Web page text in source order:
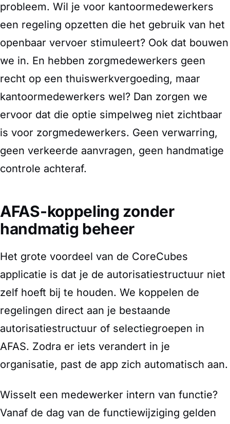
probleem. Wil je voor kantoormedewerkers
een regeling opzetten die het gebruik van het
openbaar vervoer stimuleert? Ook dat bouwen
we in. En hebben zorgmedewerkers geen
recht op een thuiswerkvergoeding, maar
kantoormedewerkers wel? Dan zorgen we
ervoor dat die optie simpelweg niet zichtbaar
is voor zorgmedewerkers. Geen verwarring,
geen verkeerde aanvragen, geen handmatige
controle achteraf.
AFAS-koppeling zonder
handmatig beheer
Het grote voordeel van de CoreCubes
applicatie is dat je de autorisatiestructuur niet
zelf hoeft bij te houden. We koppelen de
regelingen direct aan je bestaande
autorisatiestructuur of selectiegroepen in
AFAS. Zodra er iets verandert in je
organisatie, past de app zich automatisch aan.
Wisselt een medewerker intern van functie?
Vanaf de dag van de functiewijziging gelden